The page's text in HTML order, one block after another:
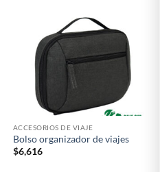
ACCESORIOS DE VIAJE
Bolso organizador de viajes
$6,616